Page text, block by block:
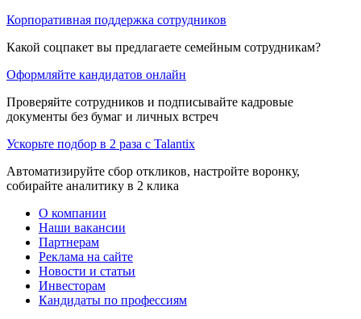
Корпоративная поддержка сотрудников
Какой соцпакет вы предлагаете семейным сотрудникам?
Оформляйте кандидатов онлайн
Проверяйте сотрудников и подписывайте кадровые
документы без бумаг и личных встреч
Ускорьте подбор в 2 раза с Talantix
Автоматизируйте сбор откликов, настройте воронку,
собирайте аналитику в 2 клика
О компании
Наши вакансии
Партнерам
Реклама на сайте
Новости и статьи
Инвесторам
Кандидаты по профессиям